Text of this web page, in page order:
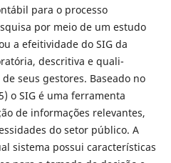
para o processo
por meio de um estudo
a efeitividade do SIG da
descritiva e quali-
seus gestores. Baseado no
o SIG é uma ferramenta
de informações relevantes,
do setor público. A
sistema possui características